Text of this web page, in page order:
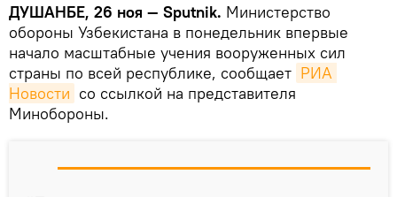
ДУШАНБЕ, 26 ноя — Sputnik. Министерство
обороны Узбекистана в понедельник впервые
начало масштабные учения вооруженных сил
страны по всей республике, сообщает РИА
Новости со ссылкой на представителя
Минобороны.